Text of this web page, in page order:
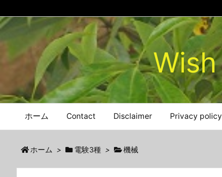
ホーム Contact Disclaimer Privacy policy
ホーム > 電験3種 > 機械